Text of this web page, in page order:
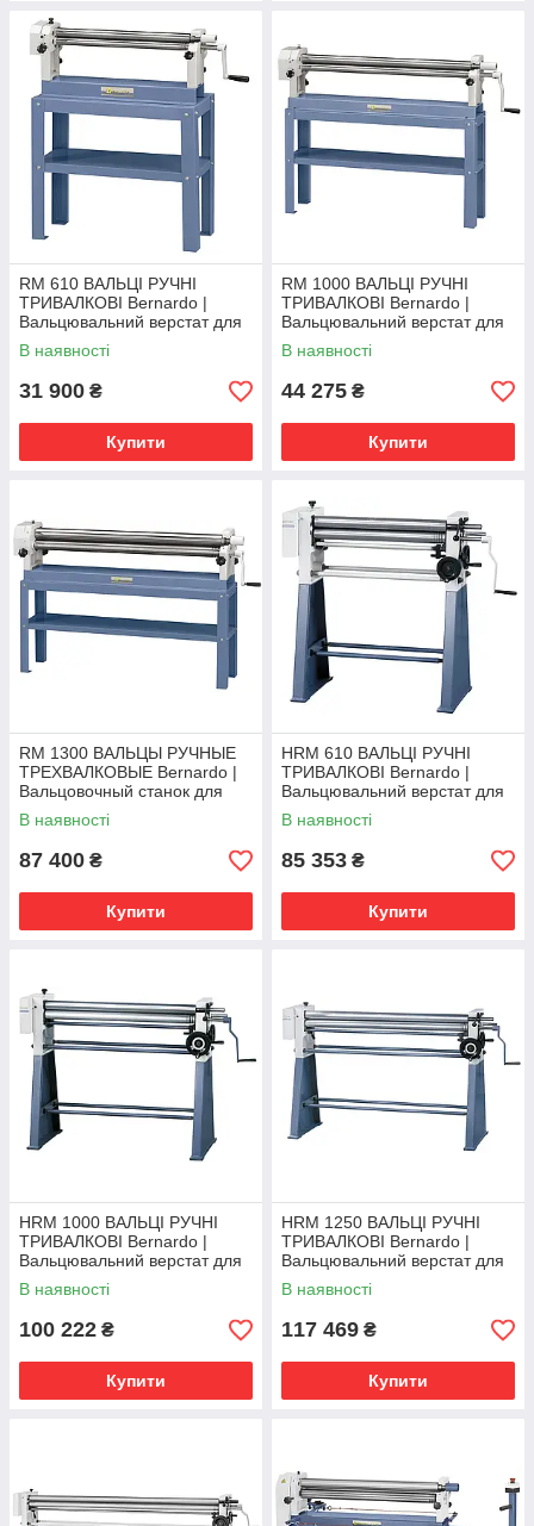
RM 610 ВАЛЬЦІ РУЧНІ
ТРИВАЛКОВІ Bernardo |
Вальцювальний верстат для
листового металу
В наявності
31 900 ₴
Купити
RM 1000 ВАЛЬЦІ РУЧНІ
ТРИВАЛКОВІ Bernardo |
Вальцювальний верстат для
листового металу
В наявності
44 275 ₴
Купити
RM 1300 ВАЛЬЦЫ РУЧНЫЕ
ТРЕХВАЛКОВЫЕ Bernardo |
Вальцовочный станок для
листового металла
В наявності
87 400 ₴
Купити
HRM 610 ВАЛЬЦІ РУЧНІ
ТРИВАЛКОВІ Bernardo |
Вальцювальний верстат для
листового металу
В наявності
85 353 ₴
Купити
HRM 1000 ВАЛЬЦІ РУЧНІ
ТРИВАЛКОВІ Bernardo |
Вальцювальний верстат для
листового металу
В наявності
100 222 ₴
Купити
HRM 1250 ВАЛЬЦІ РУЧНІ
ТРИВАЛКОВІ Bernardo |
Вальцювальний верстат для
листового металу
В наявності
117 469 ₴
Купити